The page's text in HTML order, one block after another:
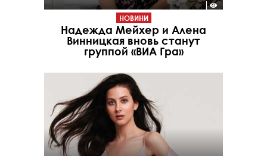
НОВИНИ
Надежда Мейхер и Алена
Винницкая вновь станут
группой «ВИА Гра»